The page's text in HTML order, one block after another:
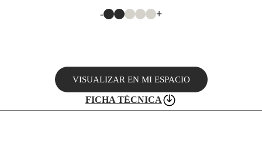
- +
VISUALIZAR EN MI ESPACIO
FICHA TÉCNICA